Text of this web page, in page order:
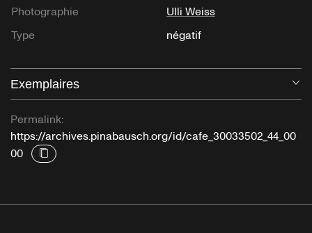
Photographie
Ulli Weiss
Type
négatif
Exemplaires
Permalink:
https://archives.pinabausch.org/id/cafe_30033502_44_00
00